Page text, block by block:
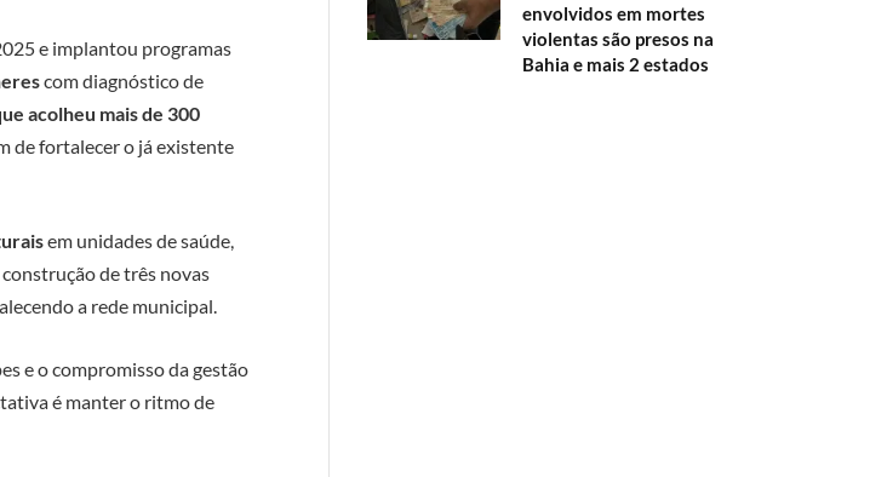
e implantou programas
com diagnóstico de
acolheu mais de 300
de fortalecer o já existente
em unidades de saúde,
de três novas
a rede municipal.
e o compromisso da gestão
é manter o ritmo de
envolvidos em mortes
violentas são presos na
Bahia e mais 2 estados